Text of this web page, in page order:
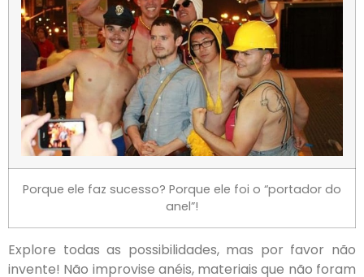
Porque ele faz sucesso? Porque ele foi o “portador do
anel”!
Explore todas as possibilidades, mas por favor não
invente! Não improvise anéis, materiais que não foram